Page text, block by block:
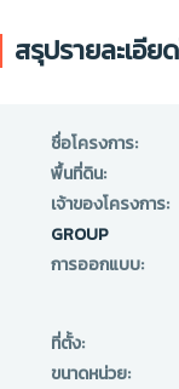
สรุปรายละเอีย
ชื่อโครงการ:
พื้นที่ดิน:
เจ้าของโครงการ:
GROUP
การออกแบบ:
ที่ตั้ง:
ขนาดหน่วย: